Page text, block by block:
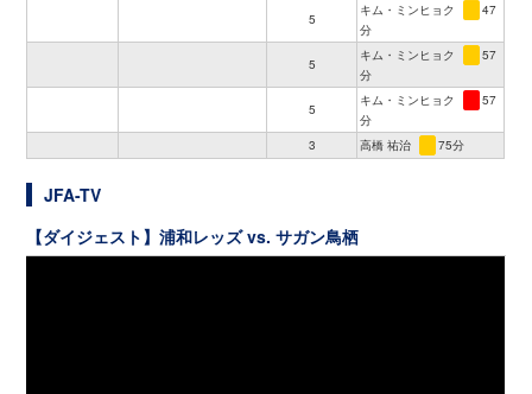
5
キム・ミンヒョク
47
分
5
キム・ミンヒョク
57
分
5
キム・ミンヒョク
57
分
3
高橋 祐治 75分
JFA-TV
【ダイジェスト】浦和レッズ vs. サガン鳥栖